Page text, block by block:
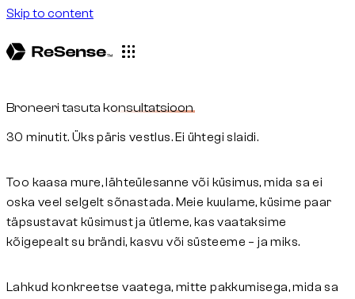
Skip to content
Menüü
Broneeri tasuta konsultatsioon
30 minutit. Üks päris vestlus. Ei ühtegi slaidi.
Too kaasa mure, lähteülesanne või küsimus, mida sa ei
oska veel selgelt sõnastada. Meie kuulame, küsime paar
täpsustavat küsimust ja ütleme, kas vaataksime
kõigepealt su brändi, kasvu või süsteeme – ja miks.
Lahkud konkreetse vaatega, mitte pakkumisega, mida sa